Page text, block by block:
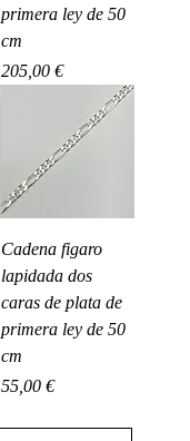
primera ley de 50
cm
Precio
205,00 €
Cadena figaro
lapidada dos
caras de plata de
primera ley de 50
cm
Precio
55,00 €